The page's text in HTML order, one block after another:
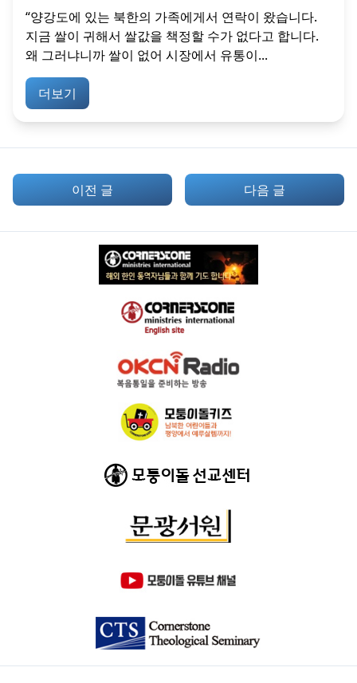
“양강도에 있는 북한의 가족에게서 연락이 왔습니다.
지금 쌀이 귀해서 쌀값을 책정할 수가 없다고 합니다.
왜 그러냐니까 쌀이 없어 시장에서 유통이...
더보기
이전 글 다음 글